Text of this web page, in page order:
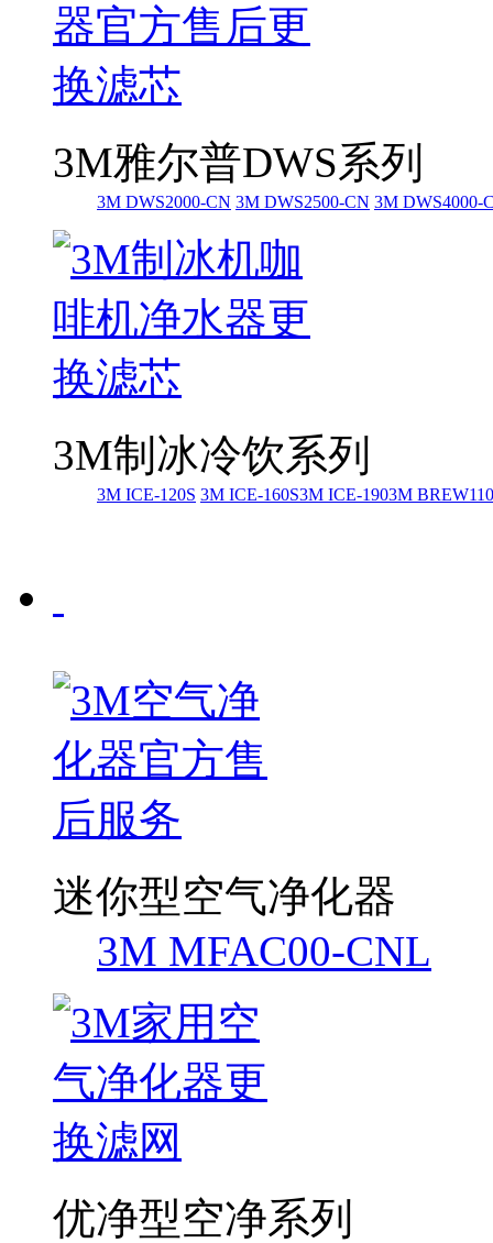
3M雅尔普DWS系列
3M DWS2000-CN 3M DWS2500-CN 3M DWS4000-
3M制冰冷饮系列
3M ICE-120S 3M ICE-160S3M ICE-1903M
迷你型空气净化器
3M MFAC00-CNL
优净型空净系列